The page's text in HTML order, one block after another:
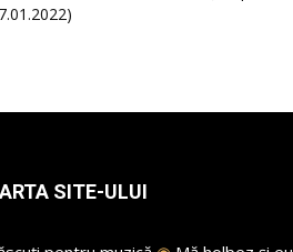
SITE-ULUI